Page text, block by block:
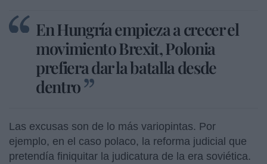
En Hungría empieza a crecer el
movimiento Brexit, Polonia
prefiera dar la batalla desde
dentro
Las excusas son de lo más variopintas. Por
ejemplo, en el caso polaco, la reforma judicial que
pretendía finiquitar la judicatura de la era soviética.